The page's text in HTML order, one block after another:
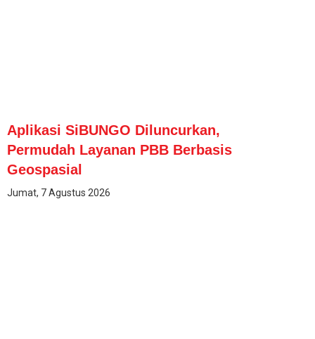
Aplikasi SiBUNGO Diluncurkan,
Permudah Layanan PBB Berbasis
Geospasial
Jumat, 7 Agustus 2026